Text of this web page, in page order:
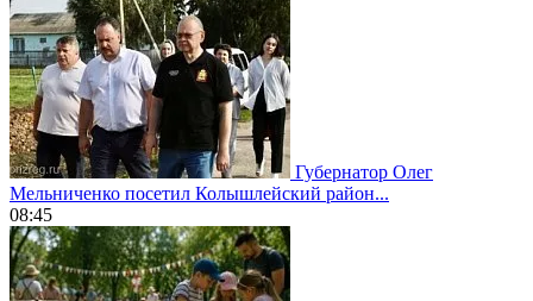
Губернатор Олег
Мельниченко посетил Колышлейский район...
08:45